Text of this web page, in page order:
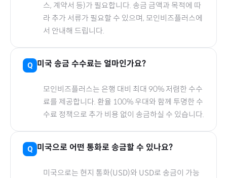
스, 계약서 등)가 필요합니다. 송금 금액과 목적에 따
라 추가 서류가 필요할 수 있으며, 모인비즈플러스에
서 안내해 드립니다.
미국 송금 수수료는 얼마인가요?
모인비즈플러스는 은행 대비 최대 90% 저렴한 수수
료를 제공합니다. 환율 100% 우대와 함께 투명한 수
수료 정책으로 추가 비용 없이 송금하실 수 있습니다.
미국으로 어떤 통화로 송금할 수 있나요?
미국으로는 현지 통화(USD)와 USD로 송금이 가능